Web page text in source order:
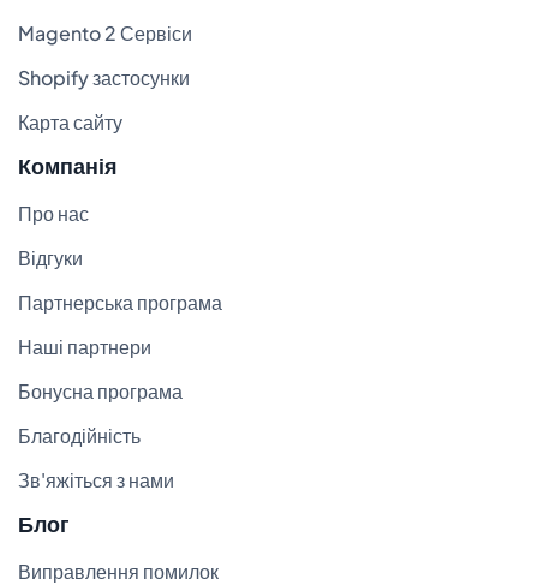
Magento 2 Сервіси
Shopify застосунки
Карта сайту
Компанія
Про нас
Відгуки
Партнерська програма
Наші партнери
Бонусна програма
Благодійність
Зв'яжіться з нами
Блог
Виправлення помилок